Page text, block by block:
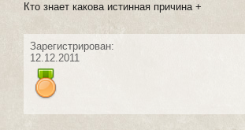
Кто знает какова истинная причина +
Зарегистрирован:
12.12.2011